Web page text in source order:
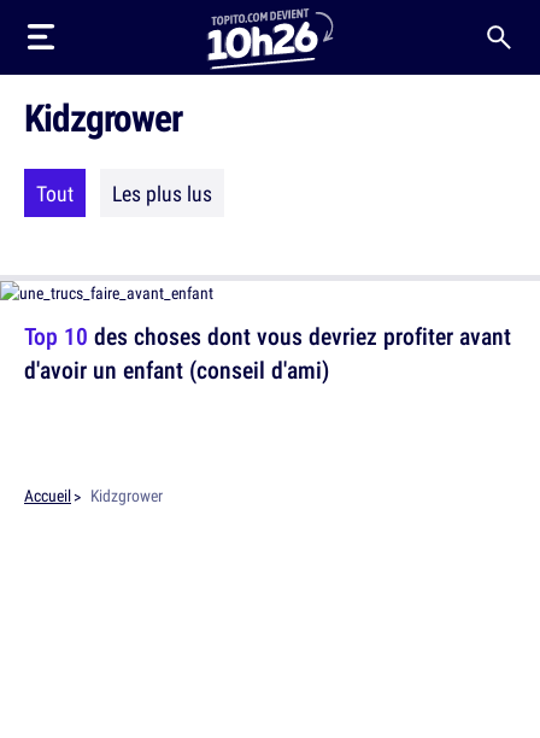
Kidzgrower
Tout Les plus lus
Top 10 des choses dont vous devriez profiter avant
d'avoir un enfant (conseil d'ami)
Accueil Kidzgrower